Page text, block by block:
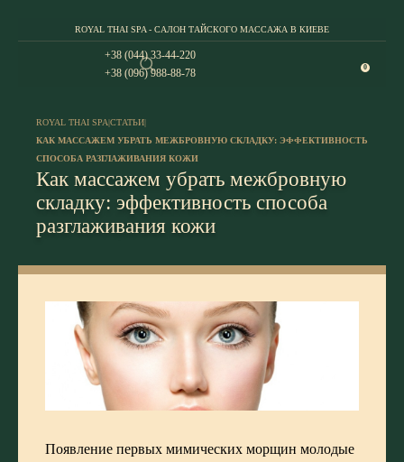
ROYAL THAI SPA - САЛОН ТАЙСКОГО МАССАЖА В КИЕВЕ
+38 (044) 33-44-220
+38 (096) 988-88-78
0
ROYAL THAI SPA|СТАТЬИ|
КАК МАССАЖЕМ УБРАТЬ МЕЖБРОВНУЮ СКЛАДКУ: ЭФФЕКТИВНОСТЬ
СПОСОБА РАЗГЛАЖИВАНИЯ КОЖИ
Как массажем убрать межбровную
складку: эффективность способа
разглаживания кожи
Появление первых мимических морщин молодые